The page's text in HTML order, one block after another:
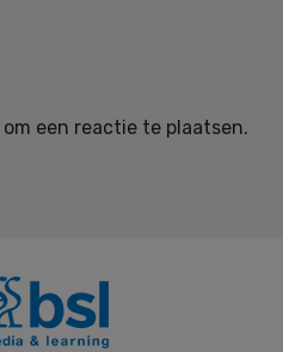
om een reactie te plaatsen.